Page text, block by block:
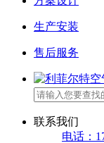
生产安装
售后服务
联系我们
电话：